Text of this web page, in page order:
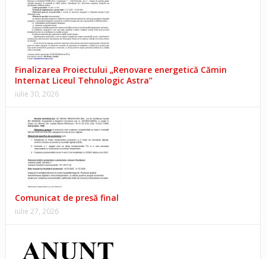
Finalizarea Proiectului „Renovare energetică Cămin
Internat Liceul Tehnologic Astra”
iulie 30, 2026
Comunicat de presă final
iulie 27, 2026